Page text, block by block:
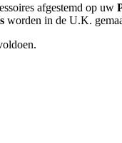
afgestemd op uw
worden in de U.K.